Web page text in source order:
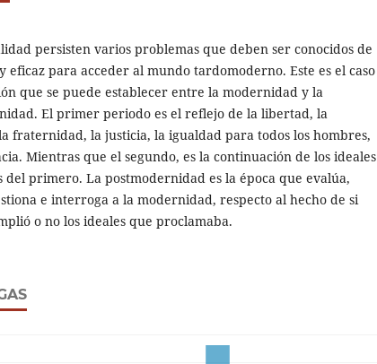
persisten varios problemas que deben ser conocidos de
eficaz para acceder al mundo tardomoderno. Este es el caso
que se puede establecer entre la modernidad y la
El primer periodo es el reflejo de la libertad, la
fraternidad, la justicia, la igualdad para todos los hombres,
Mientras que el segundo, es la continuación de los ideales
del primero. La postmodernidad es la época que evalúa,
e interroga a la modernidad, respecto al hecho de si
o no los ideales que proclamaba.